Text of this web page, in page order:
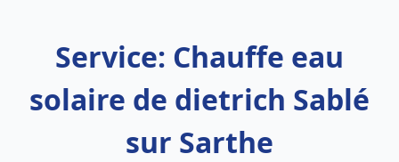
Service: Chauffe eau
solaire de dietrich Sablé
sur Sarthe